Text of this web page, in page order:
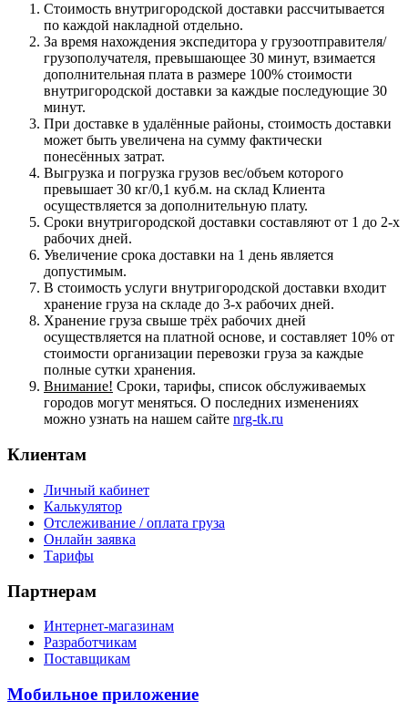
Стоимость внутригородской доставки рассчитывается
по каждой накладной отдельно.
За время нахождения экспедитора у грузоотправителя/
грузополучателя, превышающее 30 минут, взимается
дополнительная плата в размере 100% стоимости
внутригородской доставки за каждые последующие 30
минут.
При доставке в удалённые районы, стоимость доставки
может быть увеличена на сумму фактически
понесённых затрат.
Выгрузка и погрузка грузов вес/объем которого
превышает 30 кг/0,1 куб.м. на склад Клиента
осуществляется за дополнительную плату.
Сроки внутригородской доставки составляют от 1 до 2-х
рабочих дней.
Увеличение срока доставки на 1 день является
допустимым.
В стоимость услуги внутригородской доставки входит
хранение груза на складе до 3-х рабочих дней.
Хранение груза свыше трёх рабочих дней
осуществляется на платной основе, и составляет 10% от
стоимости организации перевозки груза за каждые
полные сутки хранения.
Внимание! Сроки, тарифы, список обслуживаемых
городов могут меняться. О последних изменениях
можно узнать на нашем сайте nrg-tk.ru
Клиентам
Личный кабинет
Калькулятор
Отслеживание / оплата груза
Онлайн заявка
Тарифы
Партнерам
Интернет-магазинам
Разработчикам
Поставщикам
Мобильное приложение